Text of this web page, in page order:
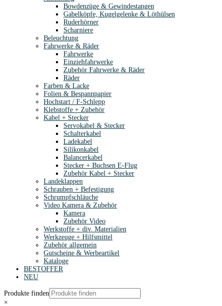
Bowdenzüge & Gewindestangen
Gabelköpfe, Kugelgelenke & Löthülsen
Ruderhörner
Scharniere
Beleuchtung
Fahrwerke & Räder
Fahrwerke
Einziehfahrwerke
Zubehör Fahrwerke & Räder
Räder
Farben & Lacke
Folien & Bespannpapier
Hochstart / F-Schlepp
Klebstoffe + Zubehör
Kabel + Stecker
Servokabel & Stecker
Schalterkabel
Ladekabel
Silikonkabel
Balancerkabel
Stecker + Buchsen E-Flug
Zubehör Kabel + Stecker
Landeklappen
Schrauben + Befestigung
Schrumpfschläuche
Video Kamera & Zubehör
Kamera
Zubehör Video
Werkstoffe + div. Materialien
Werkzeuge + Hilfsmittel
Zubehör allgemein
Gutscheine & Werbeartikel
Kataloge
BESTOFFER
NEU
Produkte finden
×